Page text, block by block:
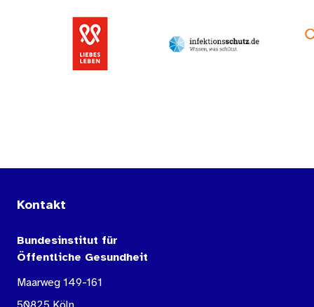
Kontakt
Bundesinstitut für
Öffentliche Gesundheit
Maarweg 149-161